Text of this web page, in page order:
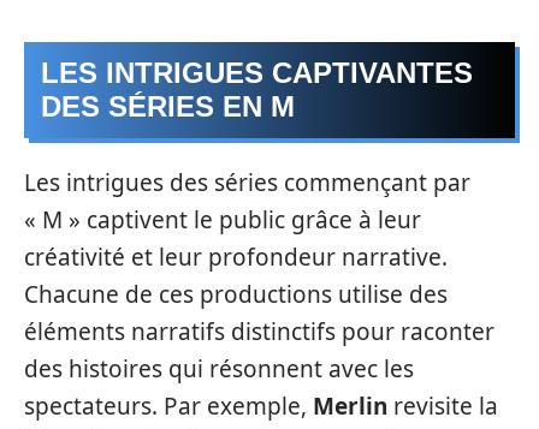
LES INTRIGUES CAPTIVANTES
DES SÉRIES EN M
Les intrigues des séries commençant par
« M » captivent le public grâce à leur
créativité et leur profondeur narrative.
Chacune de ces productions utilise des
éléments narratifs distinctifs pour raconter
des histoires qui résonnent avec les
spectateurs. Par exemple, Merlin revisite la